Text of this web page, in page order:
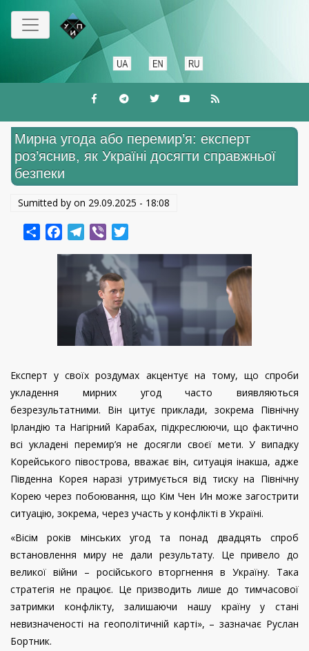
Перейти
основному
Мирна угода або перемир’я: експерт
роз’яснив, як Україні досягти справжньої
безпеки
Sumitted by on 29.09.2025 - 18:08
ShareFacebookTelegram
Viber
Експерт у своїх роздумах акцентує на тому, що спроби
укладення мирних угод часто виявляються
безрезультатними. Він цитує приклади, зокрема Північну
Ірландію та Нагірний Карабах, підкреслюючи, що фактично
всі укладені перемир’я не досягли своєї мети. У випадку
Корейського півострова, вважає він, ситуація інакша, адже
Південна Корея наразі утримується від тиску на Північну
Корею через побоювання, що Кім Чен Ин може загострити
ситуацію, зокрема, через участь у конфлікті в Україні.
«Вісім років мінських угод та понад двадцять спроб
встановлення миру не дали результату. Це привело до
великої війни – російського вторгнення в Україну. Така
стратегія не працює. Це призводить лише до тимчасової
затримки конфлікту, залишаючи нашу країну у стані
невизначеності на геополітичній карті», – зазначає Руслан
Бортник.